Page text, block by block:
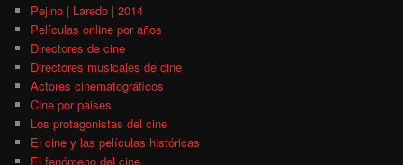
Pejino | Laredo | 2014
Películas online por años
Directores de cine
Directores musicales de cine
Actores cinematográficos
Cine por paises
Los protagonistas del cine
El cine y las películas históricas
El fenómeno del cine